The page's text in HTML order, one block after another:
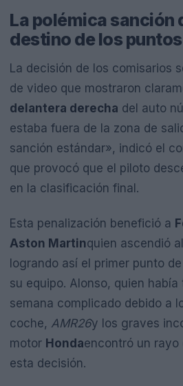
La polémica sanción
destino de los puntos
La decisión de los comisarios
de video que mostraron
delantera derecha del auto
estaba fuera de la zona de
sanción estándar», indicó el
que provocó que el piloto
en la clasificación final.
Esta penalización benefició a
Aston Martinquien ascendió
logrando así el primer punto
su equipo. Alonso, quien
semana complicado debido a
coche, AMR26y los graves
motor Hondaencontró un rayo
esta decisión.